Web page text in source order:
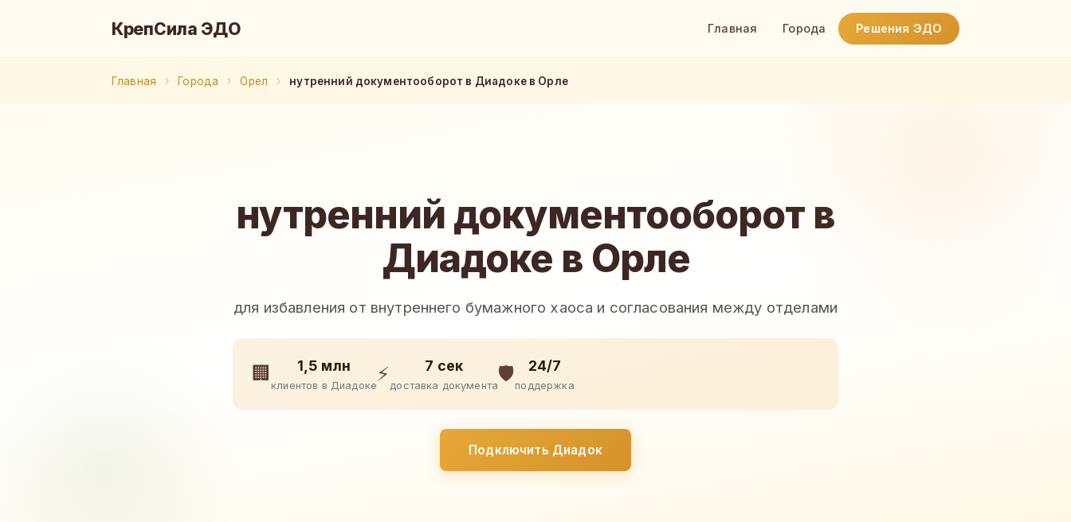
КрепСила ЭДО Главная Города Решения ЭДО
Главная Города Орел нутренний документооборот в Диадоке в Орле
нутренний документооборот в
Диадоке в Орле
для избавления от внутреннего бумажного хаоса и согласования между отделами
🏢 1,5 млн
клиентов в Диадоке
⚡ 7 сек
доставка документа
🛡️ 24/7
поддержка
Подключить Диадок